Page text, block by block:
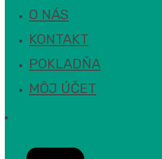
O NÁS
KONTAKT
POKLADŇA
MÔJ ÚČET